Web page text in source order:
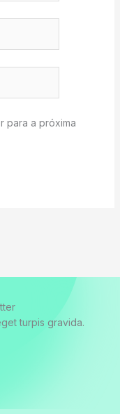
para a próxima
turpis gravida.